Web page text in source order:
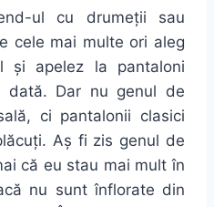
ul cu drumeții sau
cele mai multe ori aleg
și apelez la pantaloni
dată. Dar nu genul de
ci pantalonii clasici
Aș fi zis genul de
că eu stau mai mult în
nu sunt înflorate din